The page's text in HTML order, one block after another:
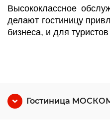
Высококлассное
делают гостиницу
бизнеса, и для
Гостиница